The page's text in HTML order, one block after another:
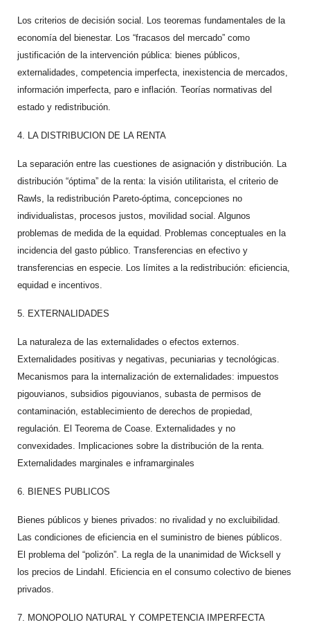
Los criterios de decisión social. Los teoremas fundamentales de la
economía del bienestar. Los “fracasos del mercado” como
justificación de la intervención pública: bienes públicos,
externalidades, competencia imperfecta, inexistencia de mercados,
información imperfecta, paro e inflación. Teorías normativas del
estado y redistribución.
4. LA DISTRIBUCION DE LA RENTA
La separación entre las cuestiones de asignación y distribución. La
distribución “óptima” de la renta: la visión utilitarista, el criterio de
Rawls, la redistribución Pareto-óptima, concepciones no
individualistas, procesos justos, movilidad social. Algunos
problemas de medida de la equidad. Problemas conceptuales en la
incidencia del gasto público. Transferencias en efectivo y
transferencias en especie. Los límites a la redistribución: eficiencia,
equidad e incentivos.
5. EXTERNALIDADES
La naturaleza de las externalidades o efectos externos.
Externalidades positivas y negativas, pecuniarias y tecnológicas.
Mecanismos para la internalización de externalidades: impuestos
pigouvianos, subsidios pigouvianos, subasta de permisos de
contaminación, establecimiento de derechos de propiedad,
regulación. El Teorema de Coase. Externalidades y no
convexidades. Implicaciones sobre la distribución de la renta.
Externalidades marginales e inframarginales
6. BIENES PUBLICOS
Bienes públicos y bienes privados: no rivalidad y no excluibilidad.
Las condiciones de eficiencia en el suministro de bienes públicos.
El problema del “polizón”. La regla de la unanimidad de Wicksell y
los precios de Lindahl. Eficiencia en el consumo colectivo de bienes
privados.
7. MONOPOLIO NATURAL Y COMPETENCIA IMPERFECTA